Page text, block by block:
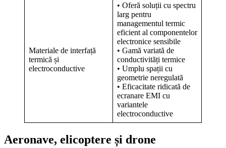
Materiale de interfață
termică și
electroconductive
• Oferă soluții cu spectru
larg pentru
managementul termic
eficient al componentelor
electronice sensibile
• Gamă variată de
conductivități termice
• Umplu spații cu
geometrie neregulată
• Eficacitate ridicată de
ecranare EMI cu
variantele
electroconductive
Aeronave, elicoptere și drone